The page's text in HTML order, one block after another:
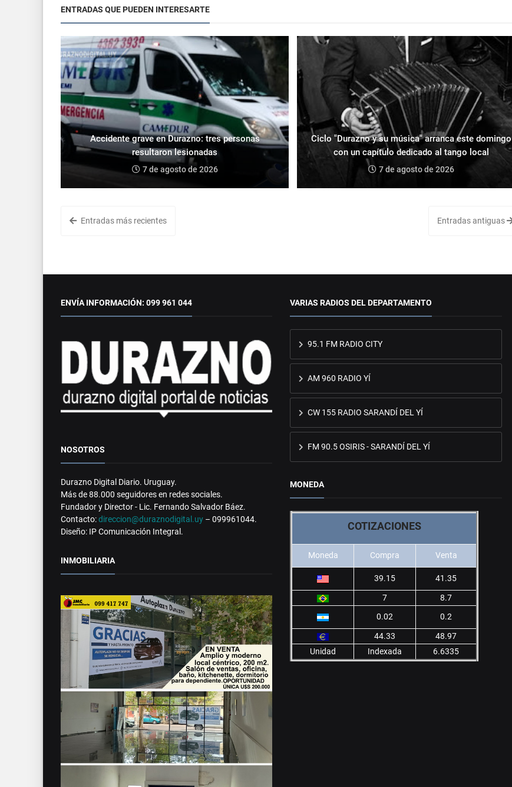
ENTRADAS QUE PUEDEN INTERESARTE
Accidente grave en Durazno: tres personas
resultaron lesionadas
7 de agosto de 2026
Ciclo "Durazno y su música" arranca este domingo
con un capítulo dedicado al tango local
7 de agosto de 2026
Entradas más recientes Entradas antiguas
ENVÍA INFORMACIÓN: 099 961 044
NOSOTROS
Durazno Digital Diario. Uruguay.
Más de 88.000 seguidores en redes sociales.
Fundador y Director - Lic. Fernando Salvador Báez.
Contacto:direccion@duraznodigital.uy – 099961044.
Diseño: IP Comunicación Integral.
INMOBILIARIA
VARIAS RADIOS DEL DEPARTAMENTO
95.1 FM RADIO CITY
AM 960 RADIO YÍ
CW 155 RADIO SARANDÍ DEL YÍ
FM 90.5 OSIRIS - SARANDÍ DEL YÍ
MONEDA
COTIZACIONES
Moneda Compra Venta
39.15 41.35
7
8.7
0.02
0.2
44.33
48.97
Unidad
Indexada 6.6335